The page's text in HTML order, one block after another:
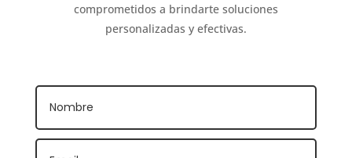
comprometidos a brindarte soluciones
personalizadas y efectivas.